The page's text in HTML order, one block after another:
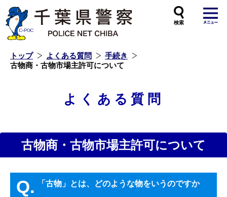
トップ よくある質問
手続き
古物商・古物市場主許可について
よくある質問
古物商・古物市場主許可について
Q. 「古物」とは、どのような物をいうのですか